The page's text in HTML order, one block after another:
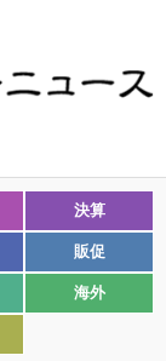
決算
販促
海外